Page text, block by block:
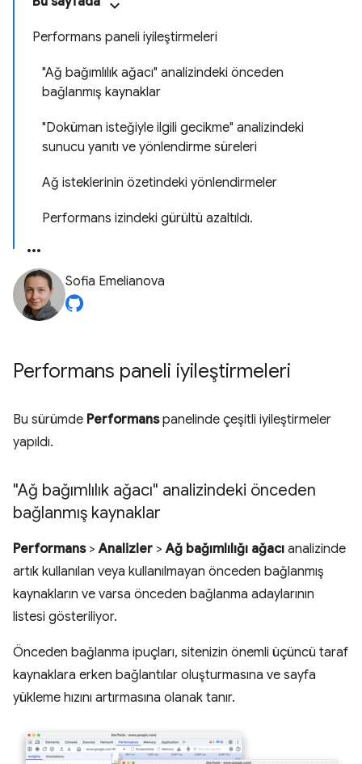
Performans paneli iyileştirmeleri
"Ağ bağımlılık ağacı" analizindeki önceden
bağlanmış kaynaklar
"Doküman isteğiyle ilgili gecikme" analizindeki
sunucu yanıtı ve yönlendirme süreleri
Ağ isteklerinin özetindeki yönlendirmeler
Performans izindeki gürültü azaltıldı.
Sofia Emelianova
Performans paneli iyileştirmeleri
Bu sürümde Performanspanelinde çeşitli iyileştirmeler
yapıldı.
"Ağ bağımlılık ağacı" analizindeki önceden
bağlanmış kaynaklar
Performans>Analizler >Ağ bağımlılığı ağacı analizinde
artık kullanılan veya kullanılmayan önceden bağlanmış
kaynakların ve varsa önceden bağlanma adaylarının
listesi gösteriliyor.
Önceden bağlanma ipuçları, sitenizin önemli üçüncü taraf
kaynaklara erken bağlantılar oluşturmasına ve sayfa
yükleme hızını artırmasına olanak tanır.